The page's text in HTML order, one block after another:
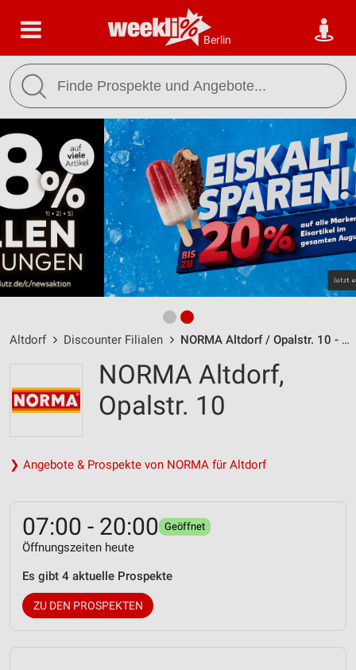
Berlin
Altdorf Discounter Filialen NORMA Altdorf / Opalstr. 10 - Öffnungszeiten & Adresse
NORMA Altdorf,
Opalstr. 10
❯ Angebote & Prospekte von NORMA für Altdorf
07:00 - 20:00 Geöffnet
Öffnungszeiten heute
Es gibt 4 aktuelle Prospekte
ZU DEN PROSPEKTEN